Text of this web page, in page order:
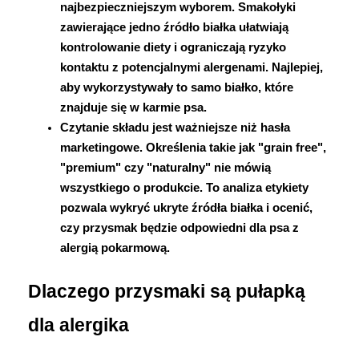
najbezpieczniejszym wyborem. Smakołyki
zawierające jedno źródło białka ułatwiają
kontrolowanie diety i ograniczają ryzyko
kontaktu z potencjalnymi alergenami. Najlepiej,
aby wykorzystywały to samo białko, które
znajduje się w karmie psa.
Czytanie składu jest ważniejsze niż hasła
marketingowe. Określenia takie jak "grain free",
"premium" czy "naturalny" nie mówią
wszystkiego o produkcie. To analiza etykiety
pozwala wykryć ukryte źródła białka i ocenić,
czy przysmak będzie odpowiedni dla psa z
alergią pokarmową.
Dlaczego przysmaki są pułapką
dla alergika